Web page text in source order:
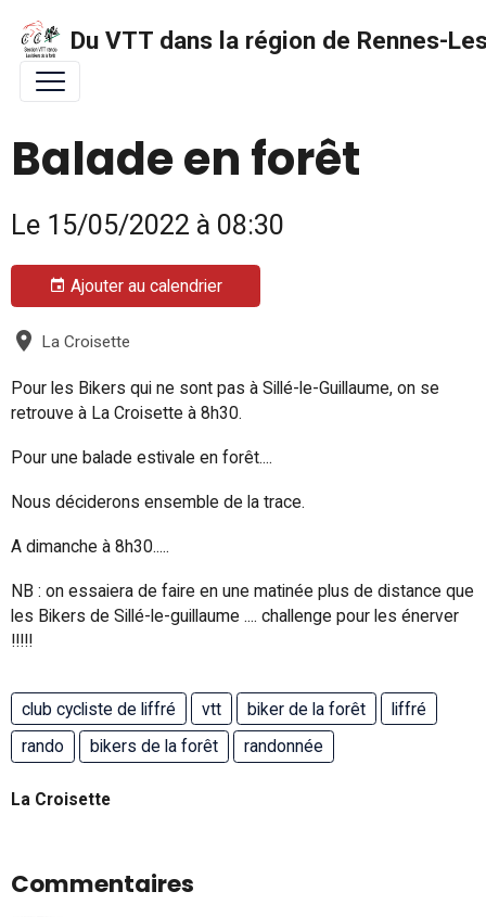
Du VTT dans la région de Rennes-
Balade en forêt
Le 15/05/2022 à 08:30
Ajouter au calendrier
La Croisette
Pour les Bikers qui ne sont pas à Sillé-le-Guillaume, on se
retrouve à La Croisette à 8h30.
Pour une balade estivale en forêt....
Nous déciderons ensemble de la trace.
A dimanche à 8h30.....
NB : on essaiera de faire en une matinée plus de distance que
les Bikers de Sillé-le-guillaume .... challenge pour les énerver
!!!!!
club cycliste de liffré vtt biker de la forêt
liffré
rando
bikers de la forêt randonnée
La Croisette
Commentaires